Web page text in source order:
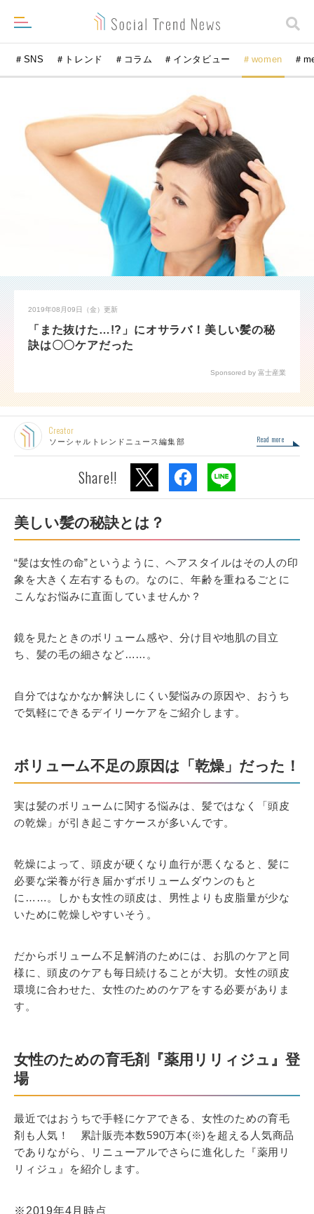
＃SNS ＃トレンド ＃コラム ＃インタビュー ＃women ＃
2019年08月09日（金） 更新
「また抜けた…!?」にオサラバ！美しい髪の秘
訣は〇〇ケアだった
Sponsored by 富士産業
Creator
ソーシャルトレンドニュース編集部 Read more
Share!!
美しい髪の秘訣とは？
“髪は女性の命”というように、ヘアスタイルはその人の印
象を大きく左右するもの。なのに、年齢を重ねるごとに
こんなお悩みに直面していませんか？
鏡を見たときのボリューム感や、分け目や地肌の目立
ち、髪の毛の細さなど……。
自分ではなかなか解決しにくい髪悩みの原因や、おうち
で気軽にできるデイリーケアをご紹介します。
ボリューム不足の原因は「乾燥」だった！
実は髪のボリュームに関する悩みは、髪ではなく「頭皮
の乾燥」が引き起こすケースが多いんです。
乾燥によって、頭皮が硬くなり血行が悪くなると、髪に
必要な栄養が行き届かずボリュームダウンのもと
に……。しかも女性の頭皮は、男性よりも皮脂量が少な
いために乾燥しやすいそう。
だからボリューム不足解消のためには、お肌のケアと同
様に、頭皮のケアも毎日続けることが大切。女性の頭皮
環境に合わせた、女性のためのケアをする必要がありま
す。
女性のための育毛剤『薬用リリィジュ』登
場
最近ではおうちで手軽にケアできる、女性のための育毛
剤も人気！ 累計販売本数590万本(※)を超える人気商品
でありながら、リニューアルでさらに進化した『薬用リ
リィジュ』を紹介します。
※2019年4月時点